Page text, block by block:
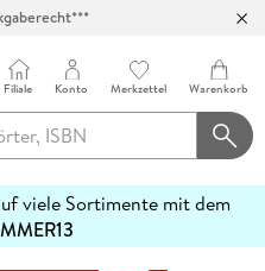
Filiale Konto Merkzettel Warenkorb
viele Sortimente mit dem